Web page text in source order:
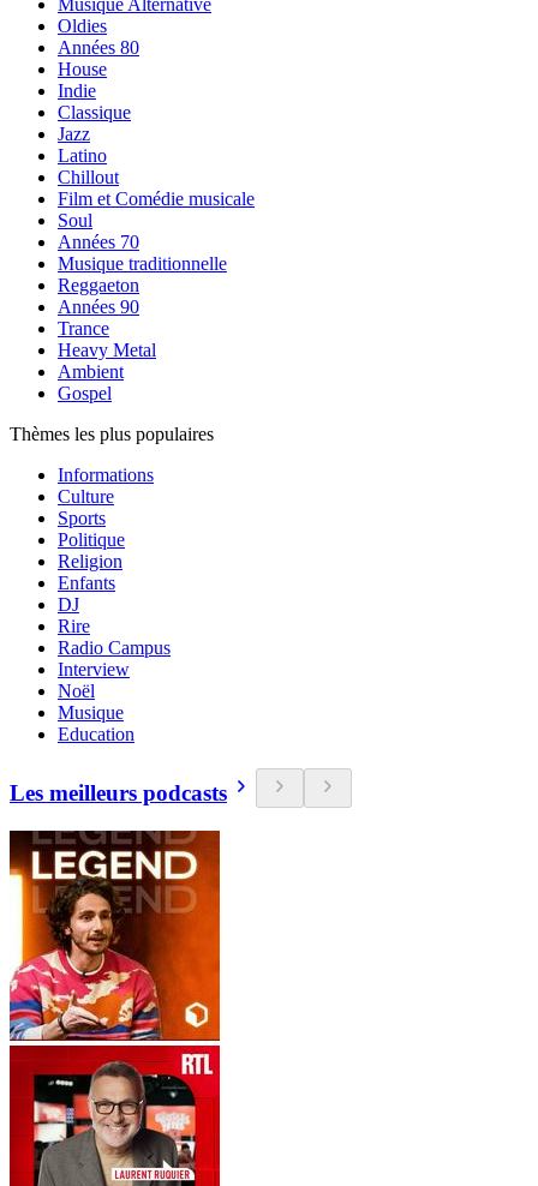
Musique Alternative
Oldies
Années 80
House
Indie
Classique
Jazz
Latino
Chillout
Film et Comédie musicale
Soul
Années 70
Musique traditionnelle
Reggaeton
Années 90
Trance
Heavy Metal
Ambient
Gospel
Thèmes les plus populaires
Informations
Culture
Sports
Politique
Religion
Enfants
DJ
Rire
Radio Campus
Interview
Noël
Musique
Education
Les meilleurs podcasts